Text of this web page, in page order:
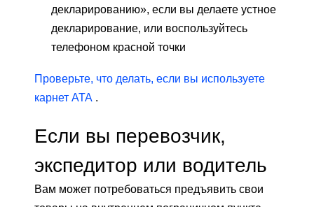
декларированию», если вы делаете устное
декларирование, или воспользуйтесь
телефоном красной точки
Проверьте, что делать, если вы используете
карнет АТА .
Если вы перевозчик,
экспедитор или водитель
Вам может потребоваться предъявить свои